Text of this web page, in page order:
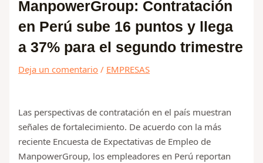
ManpowerGroup: Contratación
en Perú sube 16 puntos y llega
a 37% para el segundo trimestre
Deja un comentario / EMPRESAS
Las perspectivas de contratación en el país muestran
señales de fortalecimiento. De acuerdo con la más
reciente Encuesta de Expectativas de Empleo de
ManpowerGroup, los empleadores en Perú reportan